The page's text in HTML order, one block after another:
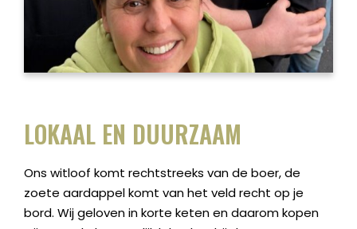
LOKAAL EN DUURZAAM
Ons witloof komt rechtstreeks van de boer, de
zoete aardappel komt van het veld recht op je
bord. Wij geloven in korte keten en daarom kopen